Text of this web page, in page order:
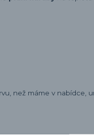
než máme v nabídce,